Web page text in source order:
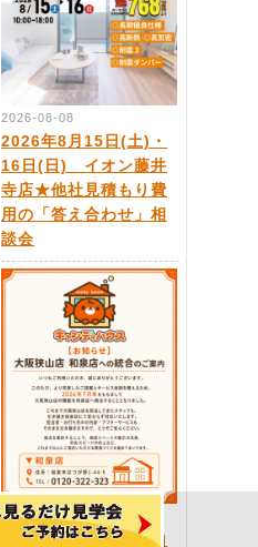
2026-08-08
2026年8月15日(土)・
16日(日) イオン藤井
寺店★他社見積もり費
用の「答え合わせ」相
談会
2026-08-03
キャンディハウス狭山